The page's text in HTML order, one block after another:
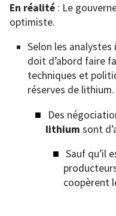
En réalité : Le
optimiste.
Selon les
doit d’abord faire
techniques et
réserves de lithium.
Des
lithium sont
Sauf qu’il
coopèrent